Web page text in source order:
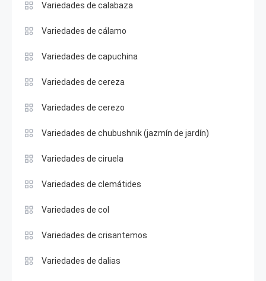
Variedades de calabaza
Variedades de cálamo
Variedades de capuchina
Variedades de cereza
Variedades de cerezo
Variedades de chubushnik (jazmín de jardín)
Variedades de ciruela
Variedades de clemátides
Variedades de col
Variedades de crisantemos
Variedades de dalias